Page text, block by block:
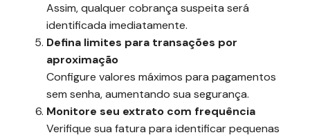
Assim, qualquer cobrança suspeita será
identificada imediatamente.
Defina limites para transações por
aproximação
Configure valores máximos para pagamentos
sem senha, aumentando sua segurança.
Monitore seu extrato com frequência
Verifique sua fatura para identificar pequenas